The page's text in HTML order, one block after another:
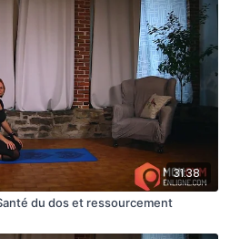
31:38
du dos et ressourcement